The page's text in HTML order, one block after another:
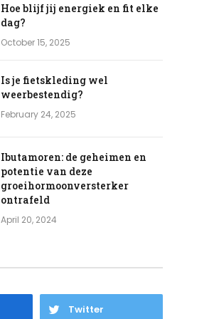
Hoe blijf jij energiek en fit elke
dag?
October 15, 2025
Is je fietskleding wel
weerbestendig?
February 24, 2025
Ibutamoren: de geheimen en
potentie van deze
groeihormoonversterker
ontrafeld
April 20, 2024
Twitter